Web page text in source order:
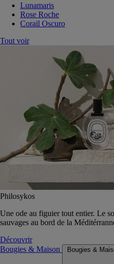
Lunamaris
Rose Roche
Corail Oscuro
Tout voir
Philosykos
Une ode au figuier tout entier. Le
sauvages au bord de la
Découvrir
Bougies & Maison
Bougies &